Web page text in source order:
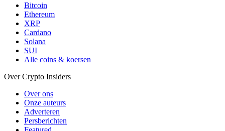
Bitcoin
Ethereum
XRP
Cardano
Solana
SUI
Alle coins & koersen
Over Crypto Insiders
Over ons
Onze auteurs
Adverteren
Persberichten